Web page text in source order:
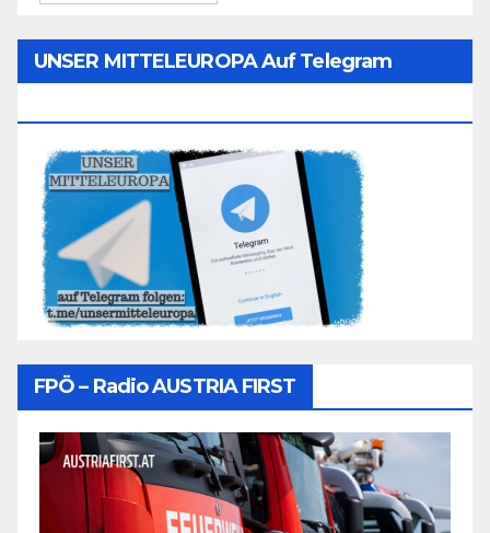
UNSER MITTELEUROPA Auf Telegram
FPÖ – Radio AUSTRIA FIRST